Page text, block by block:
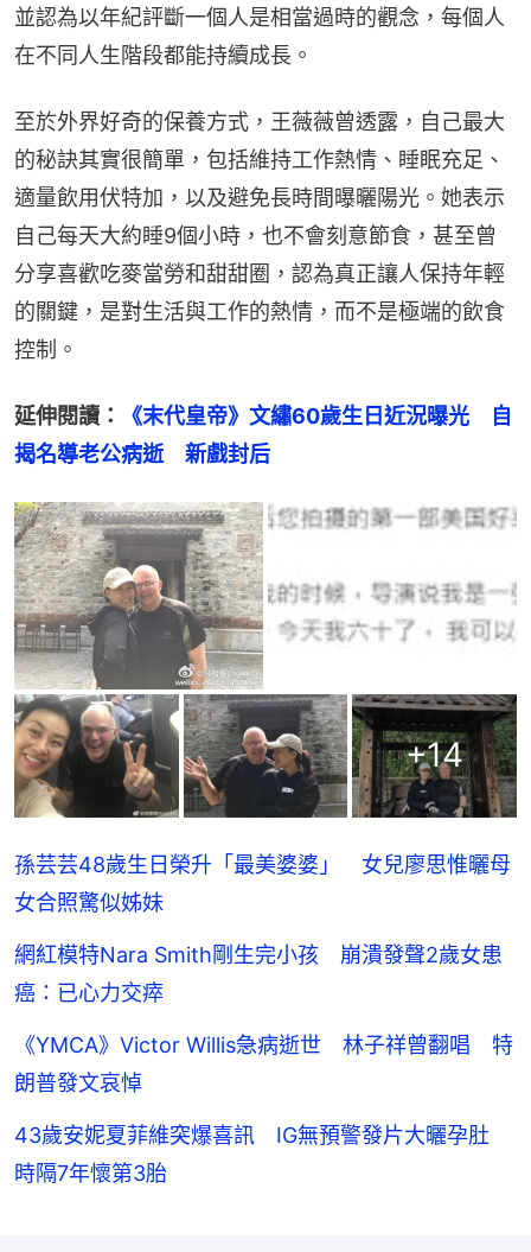
並認為以年紀評斷一個人是相當過時的觀念，每個人
在不同人生階段都能持續成長。
至於外界好奇的保養方式，王薇薇曾透露，自己最大
的秘訣其實很簡單，包括維持工作熱情、睡眠充足、
適量飲用伏特加，以及避免長時間曝曬陽光。她表示
自己每天大約睡9個小時，也不會刻意節食，甚至曾
分享喜歡吃麥當勞和甜甜圈，認為真正讓人保持年輕
的關鍵，是對生活與工作的熱情，而不是極端的飲食
控制。
延伸閱讀：
《末代皇帝》文繡60歲生日近況曝光　自
揭名導老公病逝　新戲封后
+14
孫芸芸48歲生日榮升「最美婆婆」 女兒廖思惟曬母
女合照驚似姊妹
網紅模特Nara Smith剛生完小孩 崩潰發聲2歲女患
癌：已心力交瘁
《YMCA》Victor Willis急病逝世 林子祥曾翻唱 特
朗普發文哀悼
43歲安妮夏菲維突爆喜訊 IG無預警發片大曬孕肚
時隔7年懷第3胎